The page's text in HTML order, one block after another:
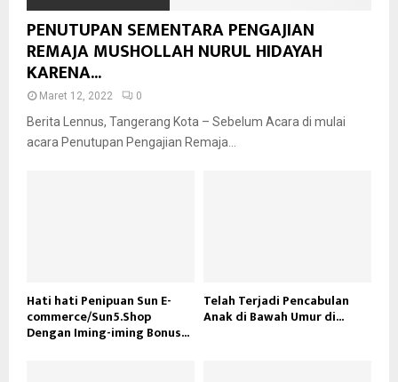
PENUTUPAN SEMENTARA PENGAJIAN
REMAJA MUSHOLLAH NURUL HIDAYAH
KARENA...
Maret 12, 2022 0
Berita Lennus, Tangerang Kota – Sebelum Acara di mulai
acara Penutupan Pengajian Remaja...
Hati hati Penipuan Sun E-
commerce/Sun5.Shop
Dengan Iming-iming Bonus...
Telah Terjadi Pencabulan
Anak di Bawah Umur di...